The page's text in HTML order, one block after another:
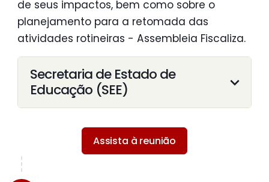
de seus impactos, bem como sobre o
planejamento para a retomada das
atividades rotineiras - Assembleia Fiscaliza.
Secretaria de Estado de
Educação (SEE)
Assista à reunião